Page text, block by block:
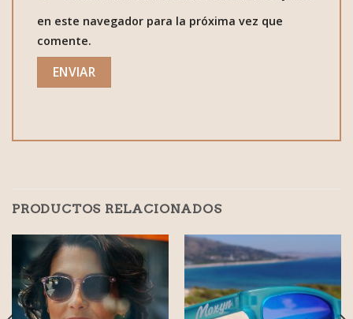
en este navegador para la próxima vez que
comente.
PRODUCTOS RELACIONADOS